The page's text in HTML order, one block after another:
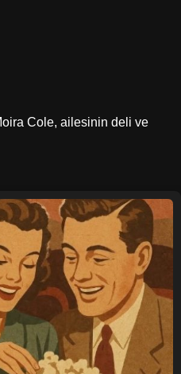
Cole, ailesinin deli ve